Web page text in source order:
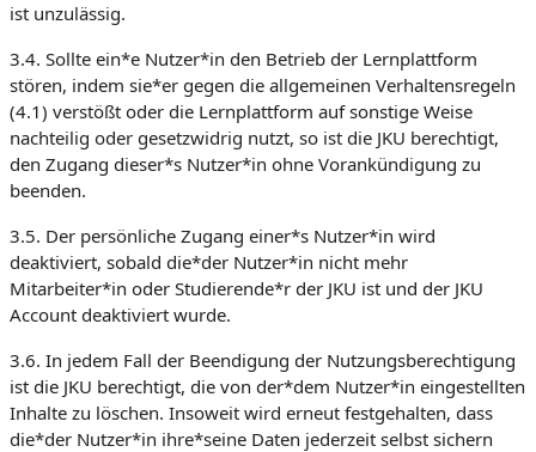
ist unzulässig.
3.4. Sollte ein*e Nutzer*in den Betrieb der Lernplattform
stören, indem sie*er gegen die allgemeinen Verhaltensregeln
(4.1) verstößt oder die Lernplattform auf sonstige Weise
nachteilig oder gesetzwidrig nutzt, so ist die JKU berechtigt,
den Zugang dieser*s Nutzer*in ohne Vorankündigung zu
beenden.
3.5. Der persönliche Zugang einer*s Nutzer*in wird
deaktiviert, sobald die*der Nutzer*in nicht mehr
Mitarbeiter*in oder Studierende*r der JKU ist und der JKU
Account deaktiviert wurde.
3.6. In jedem Fall der Beendigung der Nutzungsberechtigung
ist die JKU berechtigt, die von der*dem Nutzer*in eingestellten
Inhalte zu löschen. Insoweit wird erneut festgehalten, dass
die*der Nutzer*in ihre*seine Daten jederzeit selbst sichern